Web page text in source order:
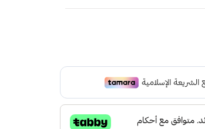
ومقاومة الإنزلاق و التآكل